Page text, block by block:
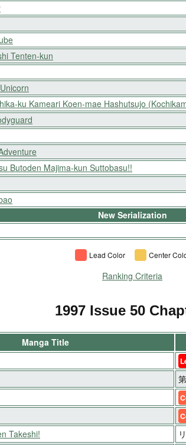
Tenten-kun
ku Kameari Koen-mae Hashutsujo
Butoden Majima-kun Suttobasu!!
New Serialization
Lead Color Center
Ranking Criteria
1997 Issue 50
Manga Title
Takeshi!